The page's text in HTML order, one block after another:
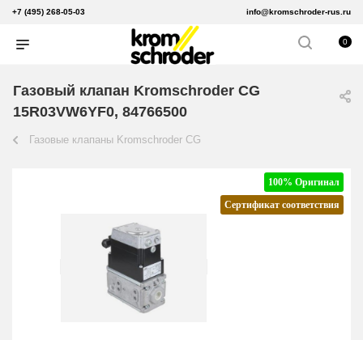
+7 (495) 268-05-03 info@kromschroder-rus.ru
0
Газовый клапан Kromschroder CG
15R03VW6YF0, 84766500
Газовые клапаны Kromschroder CG
100% Оригинал
Сертификат соответствия